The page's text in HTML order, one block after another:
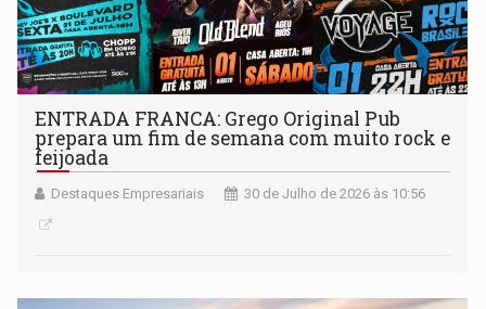
ENTRADA FRANCA: Grego Original Pub
prepara um fim de semana com muito rock e
feijoada
Destaques Empresariais 30 de Julho de 2026 às 10:56